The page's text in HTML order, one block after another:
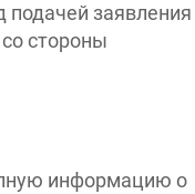
заявления
стороны
информацию о